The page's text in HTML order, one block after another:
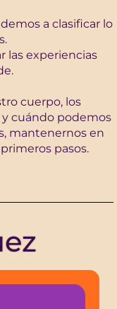
a clasificar lo
las experiencias
cuerpo, los
y cuándo podemos
mantenernos en
pasos.